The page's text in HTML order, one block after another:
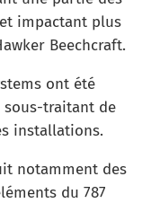
impactant plus
Beechcraft.
ont été
traitant de
installations.
notamment des
du 787